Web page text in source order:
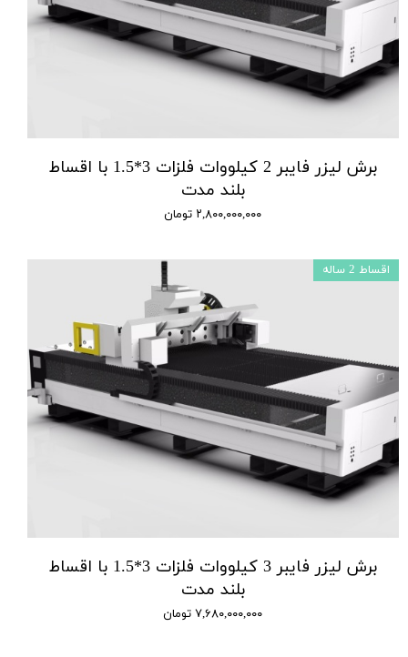
برش لیزر فایبر 2 کیلووات فلزات 3*1.5 با اقساط
بلند مدت
۲,۸۰۰,۰۰۰,۰۰۰ تومان
برش لیزر فایبر 3 کیلووات فلزات 3*1.5 با اقساط
بلند مدت
۷,۶۸۰,۰۰۰,۰۰۰ تومان
اقساط 2 ساله